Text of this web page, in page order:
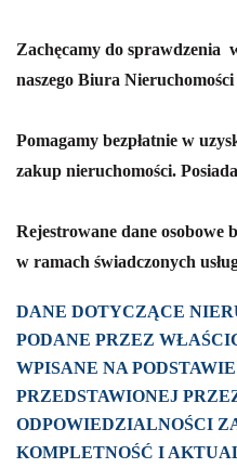
Zachęcamy do sprawdzenia
naszego Biura
Pomagamy bezpłatnie w
zakup nieruchomości.
Rejestrowane dane osobowe
w ramach świadczonych
DANE DOTYCZĄCE
PODANE PRZEZ
WPISANE NA
PRZEDSTAWIONEJ
ODPOWIEDZIALNOŚCI
KOMPLETNOŚĆ I